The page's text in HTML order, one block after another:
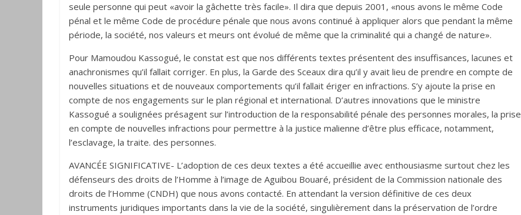
seule personne qui peut «avoir la gâchette très facile». Il dira que depuis 2001, «nous avons le même Code
pénal et le même Code de procédure pénale que nous avons continué à appliquer alors que pendant la même
période, la société, nos valeurs et meurs ont évolué de même que la criminalité qui a changé de nature».
Pour Mamoudou Kassogué, le constat est que nos différents textes présentent des insuffisances, lacunes et
anachronismes qu’il fallait corriger. En plus, la Garde des Sceaux dira qu’il y avait lieu de prendre en compte de
nouvelles situations et de nouveaux comportements qu’il fallait ériger en infractions. S’y ajoute la prise en
compte de nos engagements sur le plan régional et international. D’autres innovations que le ministre
Kassogué a soulignées présagent sur l’introduction de la responsabilité pénale des personnes morales, la prise
en compte de nouvelles infractions pour permettre à la justice malienne d’être plus efficace, notamment,
l’esclavage, la traite. des personnes.
AVANCÉE SIGNIFICATIVE- L’adoption de ces deux textes a été accueillie avec enthousiasme surtout chez les
défenseurs des droits de l’Homme à l’image de Aguibou Bouaré, président de la Commission nationale des
droits de l’Homme (CNDH) que nous avons contacté. En attendant la version définitive de ces deux
instruments juridiques importants dans la vie de la société, singulièrement dans la préservation de l’ordre